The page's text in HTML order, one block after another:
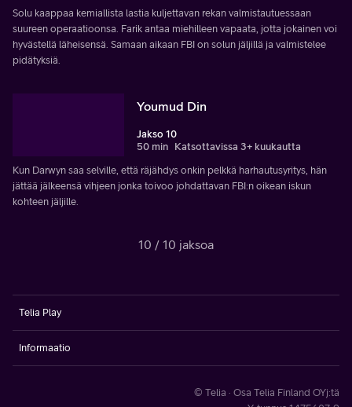
Solu kaappaa kemiallista lastia kuljettavan rekan valmistautuessaan
suureen operaatioonsa. Farik antaa miehilleen vapaata, jotta jokainen voi
hyvästellä läheisensä. Samaan aikaan FBI on solun jäljillä ja valmistelee
pidätyksiä.
Youmud Din
Jakso 10
50 min Katsottavissa 3+ kuukautta
Kun Darwyn saa selville, että räjähdys onkin pelkkä harhautusyritys, hän
jättää jälkeensä vihjeen jonka toivoo johdattavan FBI:n oikean iskun
kohteen jäljille.
10 / 10 jaksoa
Telia Play
Informaatio
© Telia · Osa Telia Finland OYj:tä